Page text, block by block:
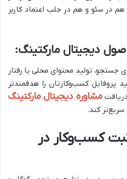
هم در سئو و هم در جلب اعتماد کاربر
دیجیتال مارکتینگ:
جستجو، تولید محتوای محلی یا رفتار
پروفایل کسب‌وکارتان را هدفمندتر
مشاوره دیجیتال مارکتینگ
سریع‌تر کند.
کسب‌وکار در